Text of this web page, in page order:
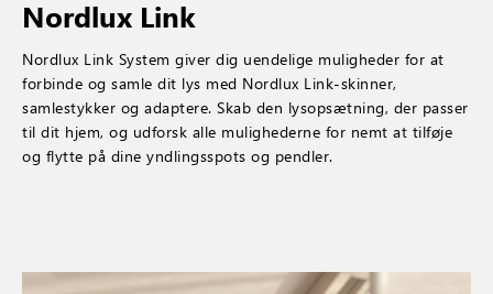
Nordlux Link
Nordlux Link System giver dig uendelige muligheder for at
forbinde og samle dit lys med Nordlux Link-skinner,
samlestykker og adaptere. Skab den lysopsætning, der passer
til dit hjem, og udforsk alle mulighederne for nemt at tilføje
og flytte på dine yndlingsspots og pendler.